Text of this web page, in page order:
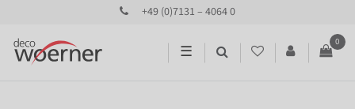
+49 (0)7131 – 4064 0
☰
0